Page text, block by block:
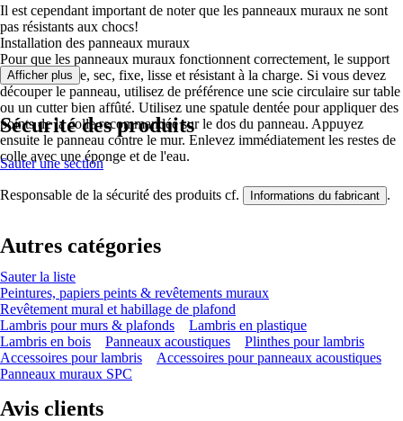
Il est cependant important de noter que les panneaux muraux ne sont
pas résistants aux chocs!
Installation des panneaux muraux
Pour que les panneaux muraux fonctionnent correctement, le support
doit être propre, sec, fixe, lisse et résistant à la charge. Si vous devez
découper le panneau, utilisez de préférence une scie circulaire sur table
ou un cutter bien affûté. Utilisez une spatule dentée pour appliquer des
points de la colle recommandée sur le dos du panneau. Appuyez
ensuite le panneau contre le mur. Enlevez immédiatement les restes de
colle avec une éponge et de l'eau.
Afficher plus
Sécurité des produits
Sauter une section
Responsable de la sécurité des produits cf. Informations du fabricant .
Autres catégories
Sauter la liste
Peintures, papiers peints & revêtements muraux
Revêtement mural et habillage de plafond
Lambris pour murs & plafonds
Lambris en plastique
Lambris en bois
Panneaux acoustiques
Plinthes pour lambris
Accessoires pour lambris
Accessoires pour panneaux acoustiques
Panneaux muraux SPC
Avis clients